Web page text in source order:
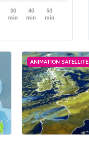
30
min
40
min
50
min
ANIMATION SATELLITE